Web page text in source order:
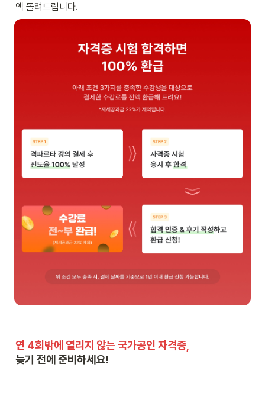
액 돌려드립니다.
늦기 전에 준비하세요!